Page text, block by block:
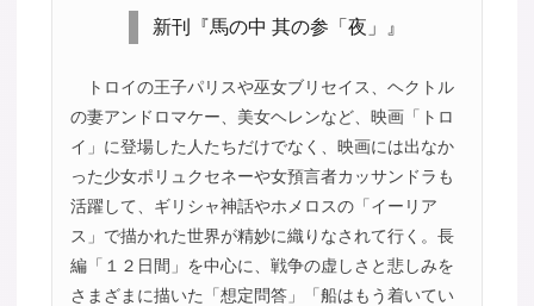
新刊『馬の中 其の参「夜」』
トロイの王子パリスや巫女ブリセイス、ヘクトル
の妻アンドロマケー、美女ヘレンなど、映画「トロ
イ」に登場した人たちだけでなく、映画には出なか
った少女ポリュクセネーや女預言者カッサンドラも
活躍して、ギリシャ神話やホメロスの「イーリア
ス」で描かれた世界が精妙に織りなされて行く。長
編「１２日間」を中心に、戦争の虚しさと悲しみを
さまざまに描いた「想定問答」「船はもう着いてい